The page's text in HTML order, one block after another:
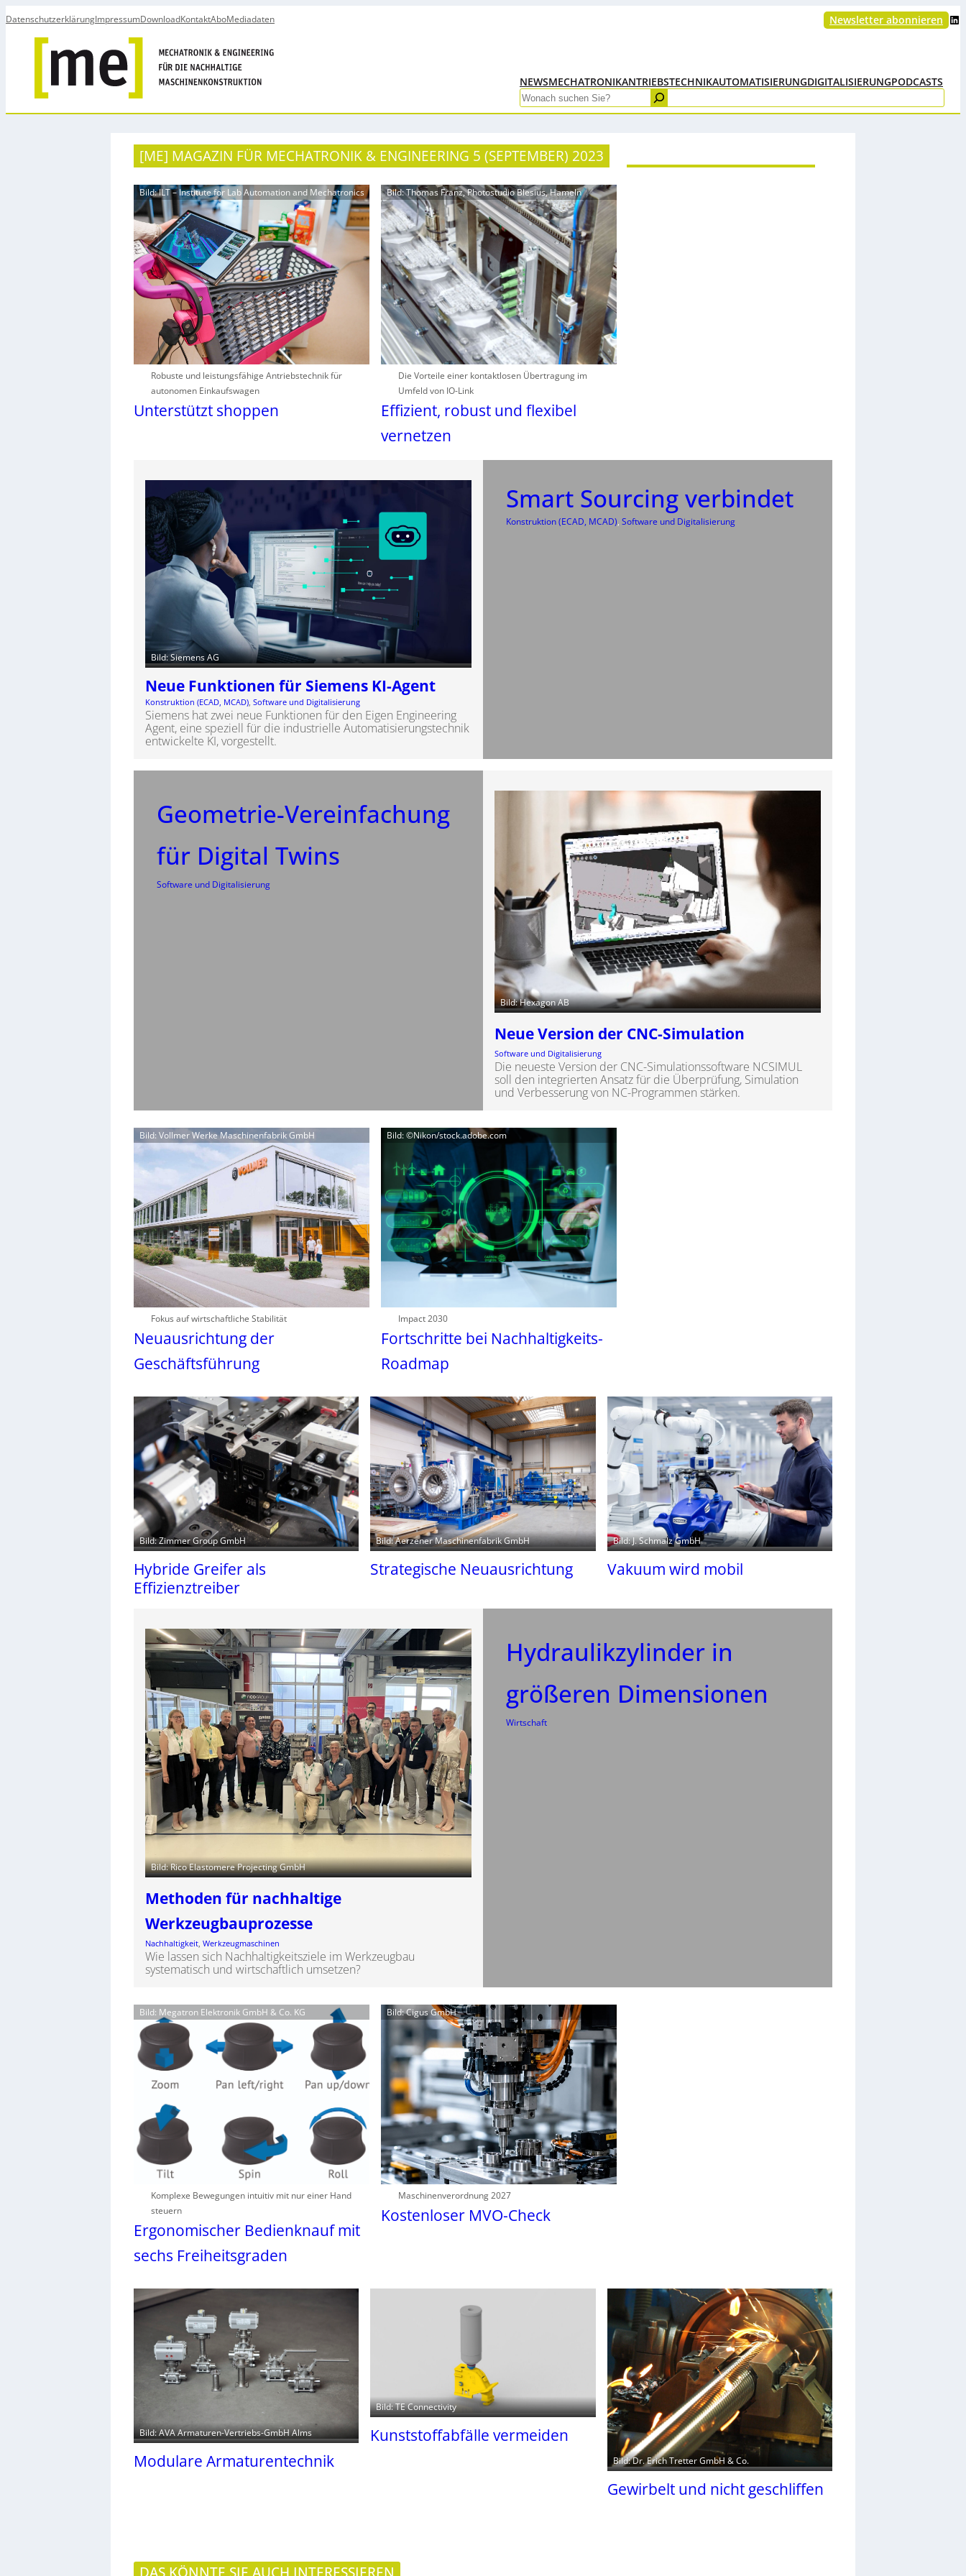
DatenschutzerklärungImpressumDownloadKontaktAboMediadaten Newsletter abonnieren LinkedIn
NEWSMECHATRONIKANTRIEBSTECHNIKAUTOMATISIERUNGDIGITALISIERUNGPODCASTS
Search
[ME] MAGAZIN FÜR MECHATRONIK & ENGINEERING 5 (SEPTEMBER) 2023
Bild: ILT – Institute for Lab Automation and Mechatronics
Robuste und leistungsfähige Antriebstechnik für
autonomen Einkaufswagen
Unterstützt shoppen
Bild: Thomas Franz, Photostudio Blesius, Hameln
Die Vorteile einer kontaktlosen Übertragung im
Umfeld von IO-Link
Effizient, robust und flexibel
vernetzen
Bild: Siemens AG
Neue Funktionen für Siemens KI-Agent
Konstruktion (ECAD, MCAD), Software und Digitalisierung
Siemens hat zwei neue Funktionen für den Eigen Engineering
Agent, eine speziell für die industrielle Automatisierungstechnik
entwickelte KI, vorgestellt.
Smart Sourcing verbindet
Konstruktion (ECAD, MCAD), Software und Digitalisierung
Geometrie-Vereinfachung
für Digital Twins
Software und Digitalisierung
Bild: Hexagon AB
Neue Version der CNC-Simulation
Software und Digitalisierung
Die neueste Version der CNC-Simulationssoftware NCSIMUL
soll den integrierten Ansatz für die Überprüfung, Simulation
und Verbesserung von NC-Programmen stärken.
Bild: Vollmer Werke Maschinenfabrik GmbH
Fokus auf wirtschaftliche Stabilität
Neuausrichtung der
Geschäftsführung
Bild: ©Nikon/stock.adobe.com
Impact 2030
Fortschritte bei Nachhaltigkeits-
Roadmap
Bild: Zimmer Group GmbH
Hybride Greifer als
Effizienztreiber
Bild: Aerzener Maschinenfabrik GmbH
Strategische Neuausrichtung
Bild: J. Schmalz GmbH
Vakuum wird mobil
Bild: Rico Elastomere Projecting GmbH
Methoden für nachhaltige
Werkzeugbauprozesse
Nachhaltigkeit, Werkzeugmaschinen
Wie lassen sich Nachhaltigkeitsziele im Werkzeugbau
systematisch und wirtschaftlich umsetzen?
Hydraulikzylinder in
größeren Dimensionen
Wirtschaft
Bild: Megatron Elektronik GmbH & Co. KG
Komplexe Bewegungen intuitiv mit nur einer Hand
steuern
Ergonomischer Bedienknauf mit
sechs Freiheitsgraden
Bild: Cigus GmbH
Maschinenverordnung 2027
Kostenloser MVO-Check
Bild: AVA Armaturen-Vertriebs-GmbH Alms
Modulare Armaturentechnik
Bild: TE Connectivity
Kunststoffabfälle vermeiden
Bild: Dr. Erich Tretter GmbH & Co.
Gewirbelt und nicht geschliffen
DAS KÖNNTE SIE AUCH INTERESSIEREN